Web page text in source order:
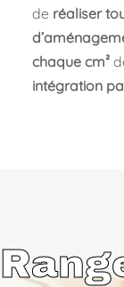
de réaliser
chaque cm²
intégration